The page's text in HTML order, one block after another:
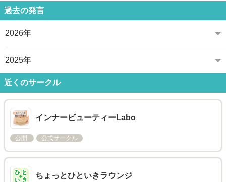
過去の発言
2026年
2025年
近くのサークル
インナービューティーLabo
公開 公式サークル
ちょっとひといきラウンジ